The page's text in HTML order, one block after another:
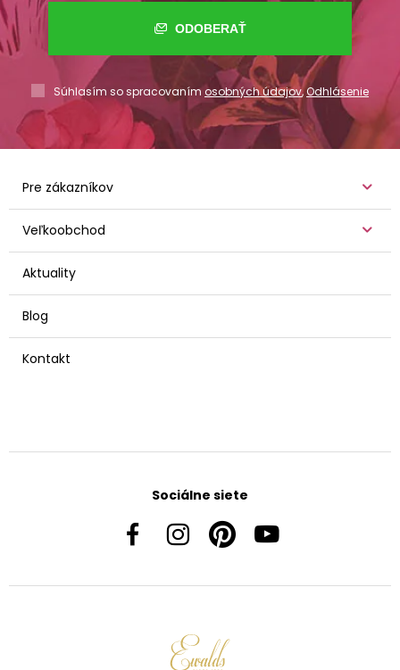
ODOBERAŤ
Súhlasím so spracovaním osobných údajov,Odhlásenie
Pre zákazníkov
Veľkoobchod
Aktuality
Blog
Kontakt
Sociálne siete